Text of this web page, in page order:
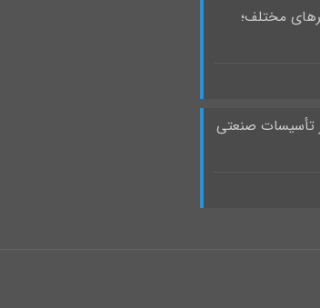
مختلف؛
تأسیسات صنعتی